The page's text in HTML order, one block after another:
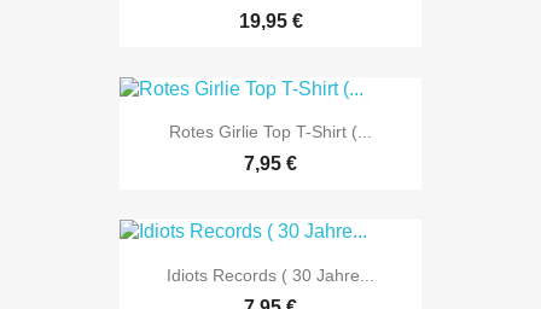
19,95 €
Rotes Girlie Top T-Shirt (...
7,95 €
Idiots Records ( 30 Jahre...